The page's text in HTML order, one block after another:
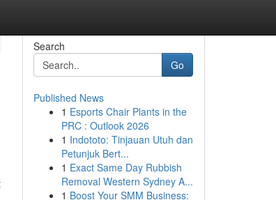
Search
Go
Published News
1 Esports Chair Plants in the
PRC : Outlook 2026
1 Indototo: Tinjauan Utuh dan
Petunjuk Bert...
1 Exact Same Day Rubbish
Removal Western Sydney A...
1 Boost Your SMM Business: